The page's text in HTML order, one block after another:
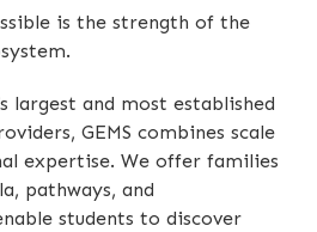
is the strength of the
largest and most established
GEMS combines scale
expertise. We offer families
pathways, and
students to discover